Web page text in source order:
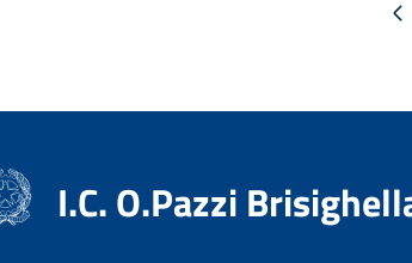
Pagina
I.C. O.Pazzi